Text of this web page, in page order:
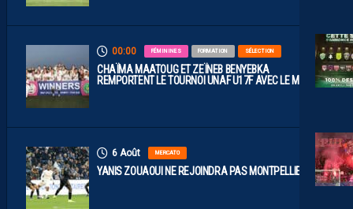
00:00 FÉMININES FORMATION SÉLECTION
CHAÏMA MAATOUG ET ZEÏNEB BENYEBKA
REMPORTENT LE TOURNOI UNAF U17F AVEC LE MAROC
6 Août MERCATO
YANIS ZOUAOUI NE REJOINDRA PAS MONTPELLIER…